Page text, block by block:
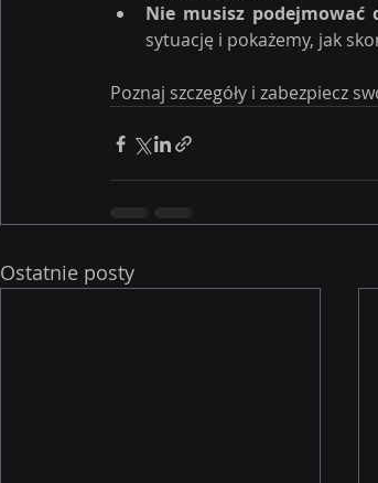
Nie musisz podejmować
sytuację i pokażemy, jak
Poznaj szczegóły i zabezpiecz
Ostatnie posty